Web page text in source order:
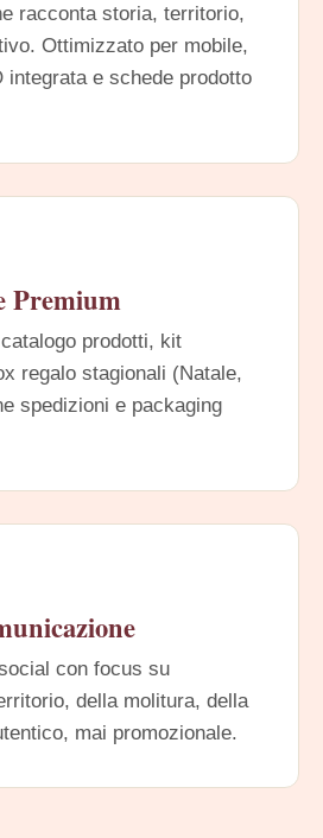
racconta storia, territorio,
Ottimizzato per mobile,
integrata e schede prodotto
Premium
prodotti, kit
regalo stagionali (Natale,
spedizioni e packaging
con focus su
della molitura, della
mai promozionale.